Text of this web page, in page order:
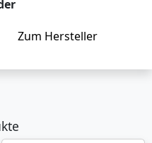
Zum Hersteller